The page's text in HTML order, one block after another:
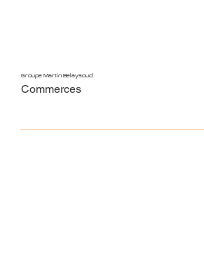
Groupe Martin Belaysoud
Commerces